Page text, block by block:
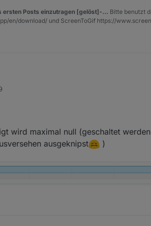
ersten Posts einzutragen [gelöst]-... Bitte benutzt
en/download/ und ScreenToGif https://
- aber wenn alles funktioniert sollte das so
wird maximal null (geschaltet
ausgeknipst
)